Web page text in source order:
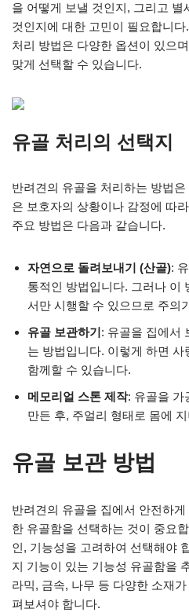
을 어떻게 보낼 것인지, 그리고
것인지에 대한 고민이 필요합니
처리 방법은 다양한 옵션이 있으
맞게 선택할 수 있습니다.
유골 처리의 선택지
반려견의 유골을 처리하는 방법
은 보호자의 상황이나 감정에 따
주요 방법은 다음과 같습니다.
자연으로 돌려보내기 (산골):
통적인 방법입니다. 그러나 이
서만 시행할 수 있으므로 주의
유골 보관하기: 유골을 집에서
는 방법입니다. 이렇게 하면
함께할 수 있습니다.
메모리얼 스톤 제작: 유골을 가
만든 후, 주얼리 형태로 몸에
유골 보관 방법
반려견의 유골을 집에서 안전하
한 유골함을 선택하는 것이 중요
인, 기능성을 고려하여 선택해야
지 기능이 있는 기능성 유골함을
라믹, 금속, 나무 등 다양한 소재
펴보셔야 합니다.